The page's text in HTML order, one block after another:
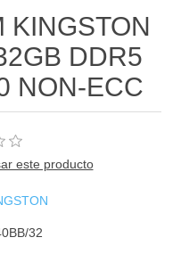
KINGSTON
DDR5
NON-ECC
este producto
32